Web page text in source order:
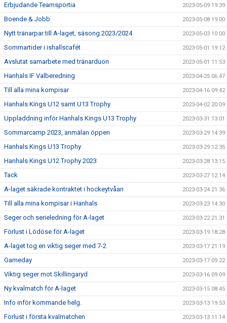
Erbjudande Teamsportia 2023-05-09 19:39
Boende & Jobb 2023-05-08 19:00
Nytt tränarpar till A-laget, säsong 2023/2024 2023-05-03 10:00
Sommartider i ishallscafét 2023-05-01 19:12
Avslutat samarbete med tränarduon 2023-05-01 11:53
Hanhals IF Valberedning 2023-04-25 06:47
Till alla mina kompisar 2023-04-16 09:42
Hanhals Kings U12 samt U13 Trophy 2023-04-02 20:09
Uppladdning inför Hanhals Kings U13 Trophy 2023-03-31 13:01
Sommarcamp 2023, anmälan öppen 2023-03-29 14:39
Hanhals Kings U13 Trophy 2023-03-29 12:35
Hanhals Kings U12 Trophy 2023 2023-03-28 13:15
Tack 2023-03-27 12:14
A-laget säkrade kontraktet i hockeytvåan 2023-03-24 21:36
Till alla mina kompisar i Hanhals 2023-03-23 14:30
Seger och serieledning för A-laget 2023-03-22 21:31
Förlust i Lödöse för A-laget 2023-03-19 18:28
A-laget tog en viktig seger med 7-2 2023-03-17 21:19
Gameday 2023-03-17 09:22
Viktig seger mot Skillingaryd 2023-03-16 09:09
Ny kvalmatch för A-laget 2023-03-15 08:45
Info inför kommande helg. 2023-03-13 19:53
Förlust i första kvalmatchen 2023-03-13 11:14